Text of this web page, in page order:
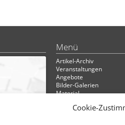
Cookie-
Menü
Artikel-Archiv
Veranstaltungen
Angebote
Bilder-Galerien
Material
Kontakt